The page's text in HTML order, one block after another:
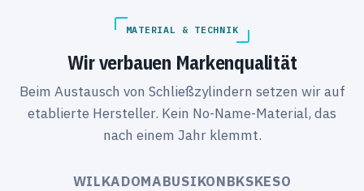
MATERIAL & TECHNIK
Wir verbauen Markenqualität
Beim Austausch von Schließzylindern setzen wir auf
etablierte Hersteller. Kein No-Name-Material, das
nach einem Jahr klemmt.
WILKADOMABUSIKONBKSKESO